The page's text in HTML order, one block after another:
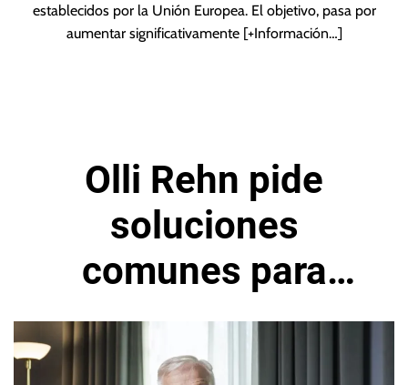
establecidos por la Unión Europea. El objetivo, pasa por
aumentar significativamente [+Información…]
Olli Rehn pide
soluciones
comunes para
impulsar defensa
europea